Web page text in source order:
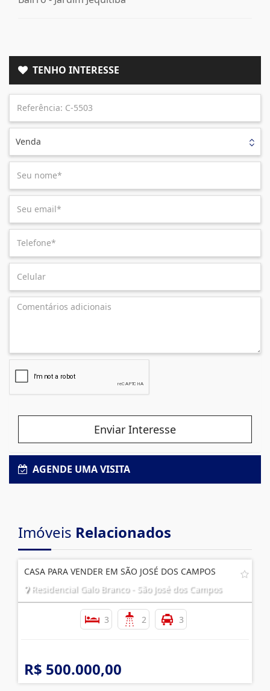
TENHO INTERESSE
Venda
Enviar Interesse
AGENDE UMA VISITA
Imóveis Relacionados
CASA PARA VENDER EM SÃO JOSÉ DOS CAMPOS
Residencial Galo Branco - São José dos Campos
3 2 3
R$ 500.000,00